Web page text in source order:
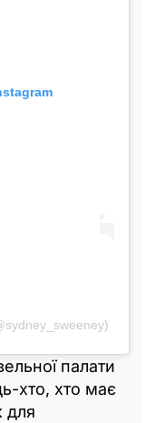
палати
хто, хто має
для